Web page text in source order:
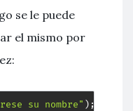
se le puede
el mismo por
su nombre" ) ;